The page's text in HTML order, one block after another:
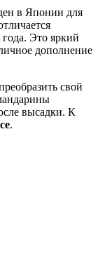
в Японии для
Это яркий
дополнение
свой
высадки. К
.